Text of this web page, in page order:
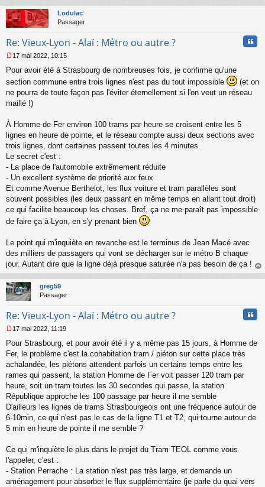
u
Lodulac
Passager
Re: Vieux-Lyon - Alaï : Métro ou autre ?
e
s
a
g
n
o
n
l
u
17 mai 2022, 10:15
Pour avoir été à Strasbourg de nombreuses fois, je confirme qu'une
section commune entre trois lignes n'est pas du tout impossible
(et on
ne pourra de toute façon pas l'éviter éternellement si l'on veut un réseau
maillé !)
À Homme de Fer environ 100 trams par heure se croisent entre les 5
lignes en heure de pointe, et le réseau compte aussi deux sections avec
trois lignes, dont certaines passent toutes les 4 minutes.
Le secret c'est :
- La place de l'automobile extrêmement réduite
- Un excellent système de priorité aux feux
Et comme Avenue Berthelot, les flux voiture et tram parallèles sont
souvent possibles (les deux passant en même temps en allant tout droit)
ce qui facilite beaucoup les choses. Bref, ça ne me paraît pas impossible
de faire ça à Lyon, en s'y prenant bien
Le point qui m'inquiète en revanche est le terminus de Jean Macé avec
des milliers de passagers qui vont se décharger sur le métro B chaque
jour. Autant dire que la ligne déjà presque saturée n'a pas besoin de ça !
au
greg59
Passager
Re: Vieux-Lyon - Alaï : Métro ou autre ?
e
s
s
g
e
n
o
n
u
17 mai 2022, 11:19
Pour Strasbourg, et pour avoir été il y a même pas 15 jours, à Homme de
Fer, le problème c'est la cohabitation tram / piéton sur cette place très
achalandée, les piétons attendent parfois un certains temps entre les
rames qui passent, la station Homme de Fer voit passer 120 tram par
heure, soit un tram toutes les 30 secondes qui passe, la station
République approche les 100 passage par heure il me semble
D'ailleurs les lignes de trams Strasbourgeois ont une fréquence autour de
6-10min, ce qui n'est pas le cas de la ligne T1 et T2, qui tourne autour de
5 min en heure de pointe il me semble ?
Ce qui m'inquiète le plus dans le projet du Tram TEOL comme vous
l'appeler, c'est :
- Station Perrache : La station n'est pas très large, et demande un
aménagement pour absorber le flux supplémentaire (je parle du quai vers